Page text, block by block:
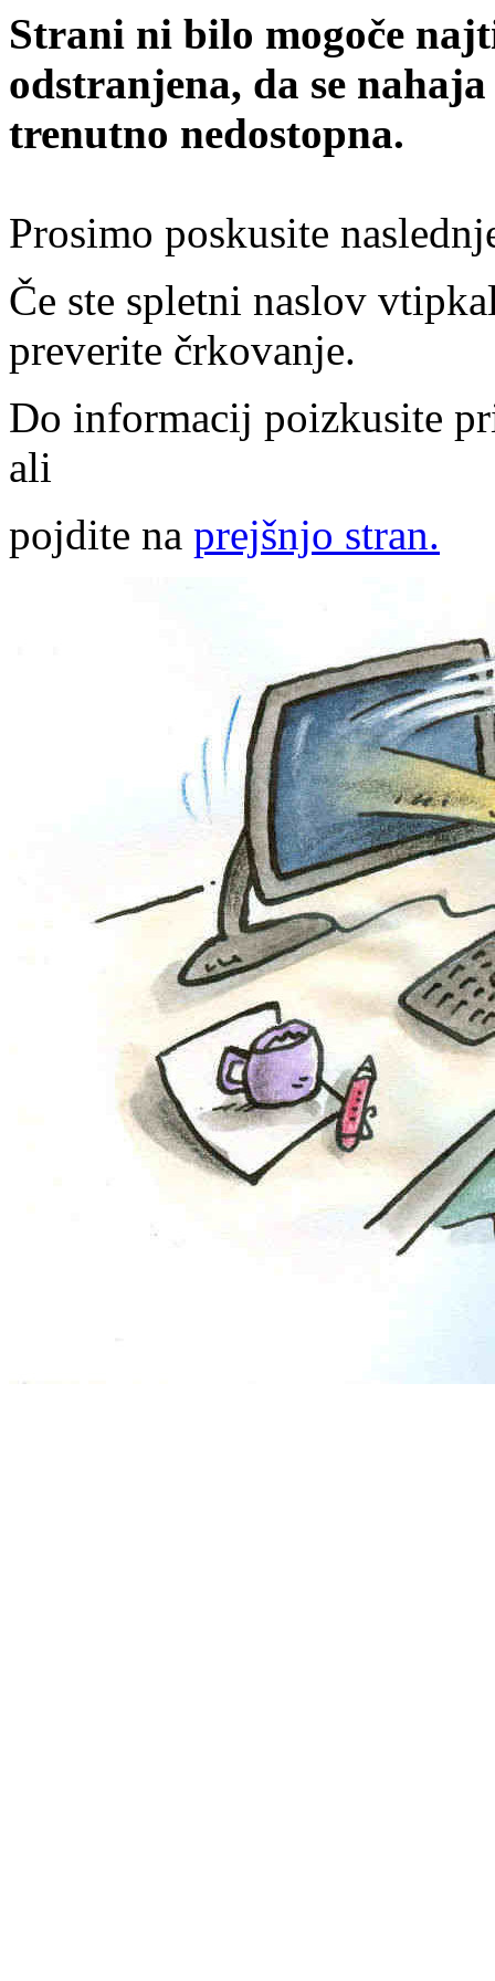
Strani ni bilo mogoče
odstranjena, da se
trenutno nedostopna.
Prosimo poskusite
Če ste spletni naslov
preverite črkovanje.
Do informacij poizkusite
ali
pojdite na prejšnjo stran.